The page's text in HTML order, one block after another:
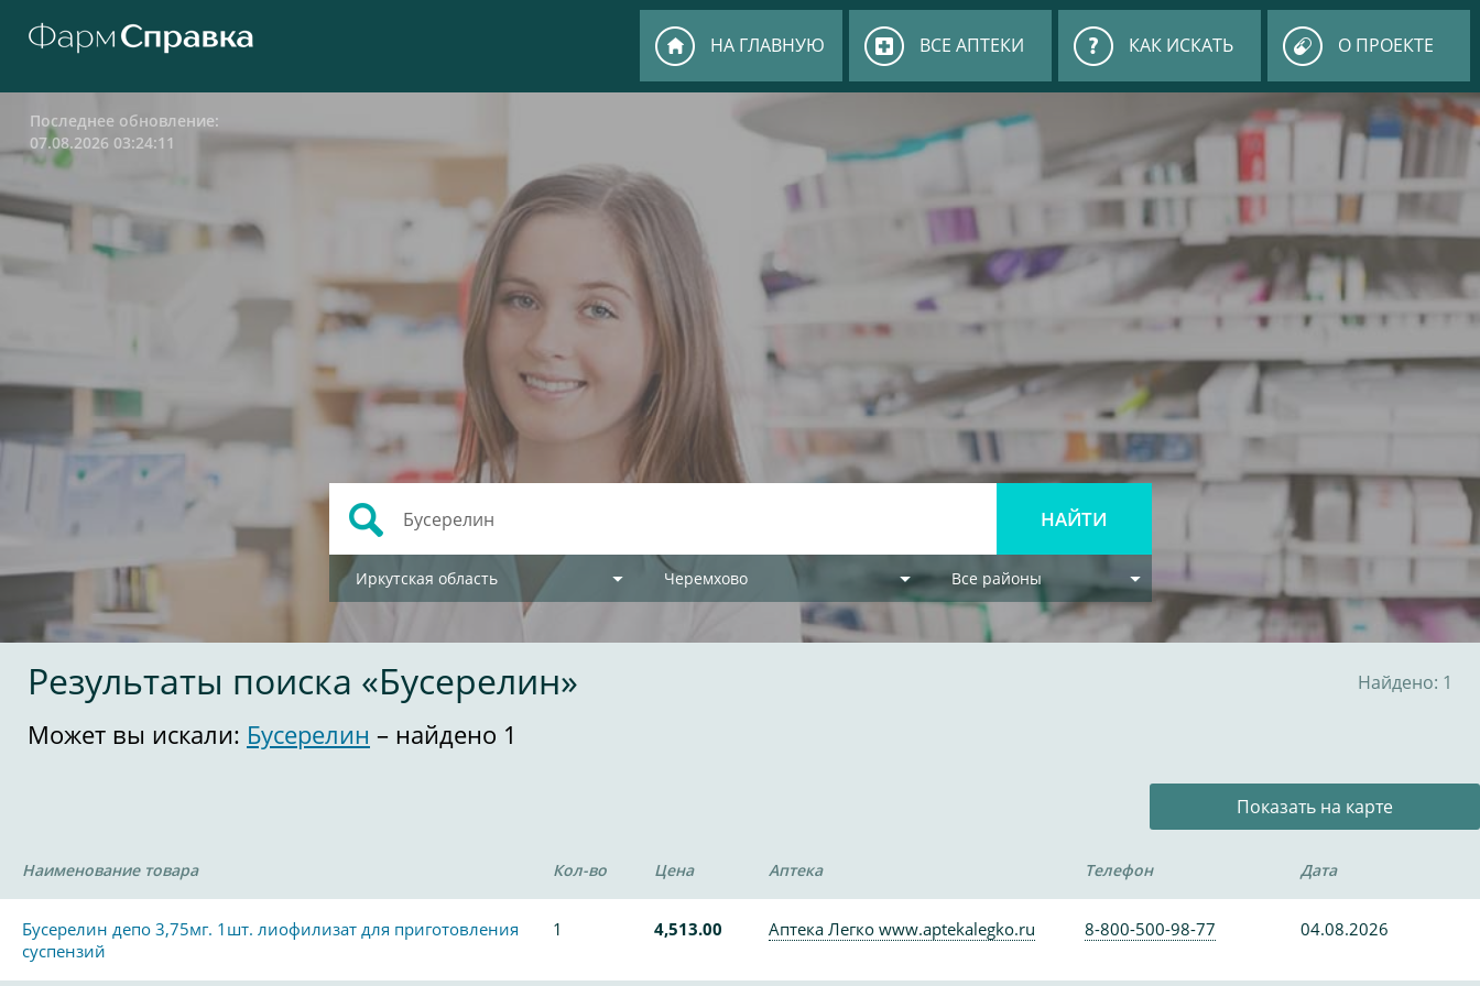
НА ГЛАВНУЮ ВСЕ АПТЕКИ КАК ИСКАТЬ О ПРОЕКТЕ
Последнее обновление:
07.08.2026 03:24:11
Иркутская область Черемхово Все районы
Результаты поиска «Бусерелин» Найдено: 1
Может вы искали: Бусерелин – найдено 1
Показать на карте
Наименование товара Кол-во Цена Аптека Телефон Дата
Бусерелин депо 3,75мг. 1шт. лиофилизат для приготовления
суспензий
1 4,513.00 Аптека Легко www.aptekalegko.ru 8-800-500-98-77 04.08.2026